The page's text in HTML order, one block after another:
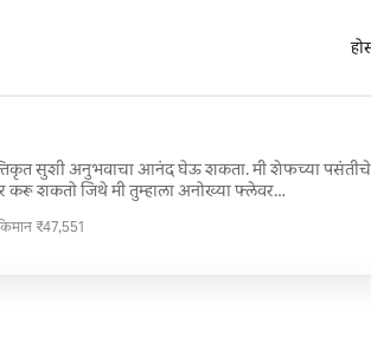
सुशी अनुभवाचा आनंद घेऊ शकता. मी शेफच्या पसंतीचे
करू शकतो जिथे मी तुम्हाला अनोख्या फ्लेवर
अस्सल जपानी शैलीतील सुशी हवे
₹47,551